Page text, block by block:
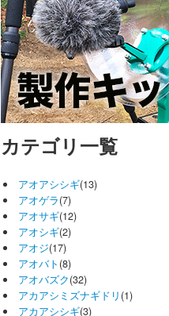
カテゴリ一覧
アオアシシギ(13)
アオゲラ(7)
アオサギ(12)
アオシギ(2)
アオジ(17)
アオバト (8)
アオバズク(32)
アカアシミズナギドリ (1)
アカアシシギ(3)